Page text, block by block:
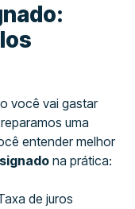
você vai gastar
uma
entender melhor
na prática:
de juros